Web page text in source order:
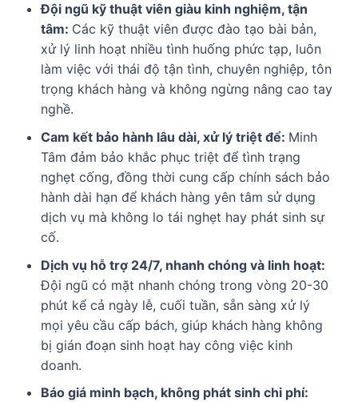
Đội ngũ kỹ thuật viên giàu kinh nghiệm, tận
tâm: Các kỹ thuật viên được đào tạo bài bản,
xử lý linh hoạt nhiều tình huống phức tạp, luôn
làm việc với thái độ tận tình, chuyên nghiệp, tôn
trọng khách hàng và không ngừng nâng cao tay
nghề.
Cam kết bảo hành lâu dài, xử lý triệt để: Minh
Tâm đảm bảo khắc phục triệt để tình trạng
nghẹt cống, đồng thời cung cấp chính sách bảo
hành dài hạn để khách hàng yên tâm sử dụng
dịch vụ mà không lo tái nghẹt hay phát sinh sự
cố.
Dịch vụ hỗ trợ 24/7, nhanh chóng và linh hoạt:
Đội ngũ có mặt nhanh chóng trong vòng 20-30
phút kể cả ngày lễ, cuối tuần, sẵn sàng xử lý
mọi yêu cầu cấp bách, giúp khách hàng không
bị gián đoạn sinh hoạt hay công việc kinh
doanh.
Báo giá minh bạch, không phát sinh chi phí: